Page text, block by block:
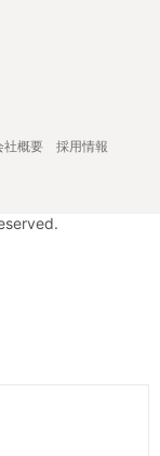
社概要
採用情報